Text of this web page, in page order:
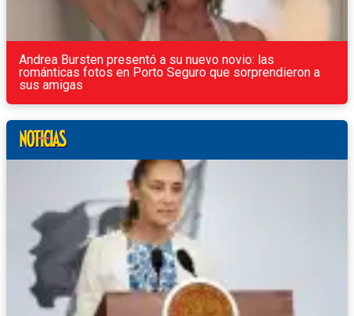
Andrea Bursten presentó a su nuevo novio: las
románticas fotos en Porto Seguro que sorprendieron a
sus amigas